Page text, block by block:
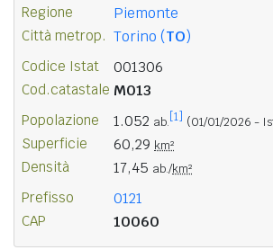
Regione Piemonte
Città metrop. Torino (TO)
Codice Istat 001306
Cod.catastale M013
Popolazione 1.052 ab. [1] (01/01/2026 -
Superficie 60,29 km²
Densità 17,45 ab./km²
Prefisso 0121
CAP 10060